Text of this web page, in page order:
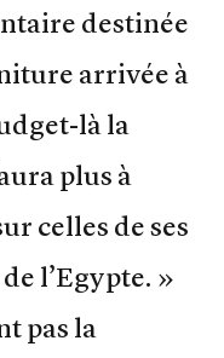
destinée
arrivée à
là la
plus à
celles de ses
l’Egypte. »
pas la